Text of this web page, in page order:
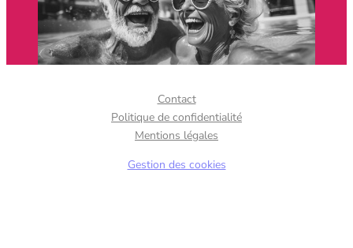
Contact
Politique de confidentialité
Mentions légales
Gestion des cookies